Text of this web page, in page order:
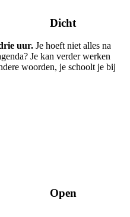
Dicht
uur. Je hoeft niet alles na
Je kan verder werken
woorden, je schoolt je bij
Open